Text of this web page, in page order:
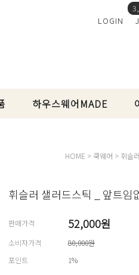
LOGIN
하우스웨어MADE
HOME >쿡웨어 > 휘슬러
휘슬러 샐러드스틱 _ 앞트임
판매가격 52,000원
소비자가격
80,000원
포인트
1%